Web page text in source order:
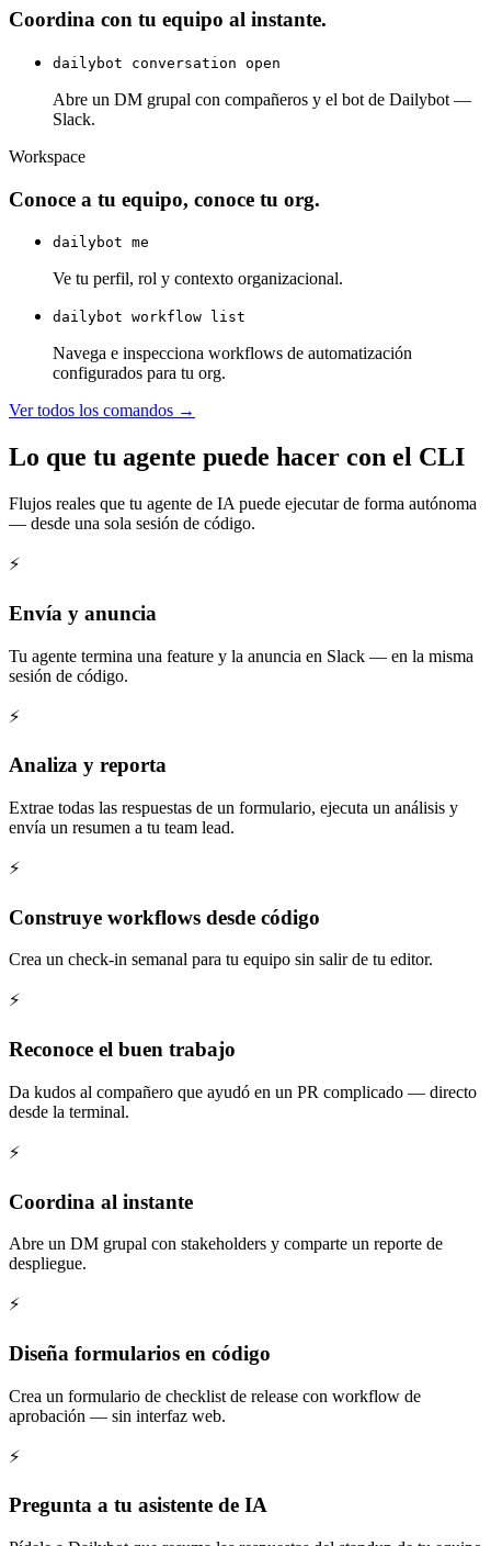
Coordina con tu equipo al instante.
dailybot conversation open
Abre un DM grupal con compañeros y el bot de Dailybot —
Slack.
Workspace
Conoce a tu equipo, conoce tu org.
dailybot me
Ve tu perfil, rol y contexto organizacional.
dailybot workflow list
Navega e inspecciona workflows de automatización
configurados para tu org.
Ver todos los comandos →
Lo que tu agente puede hacer con el CLI
Flujos reales que tu agente de IA puede ejecutar de forma autónoma
— desde una sola sesión de código.
⚡
Envía y anuncia
Tu agente termina una feature y la anuncia en Slack — en la misma
sesión de código.
⚡
Analiza y reporta
Extrae todas las respuestas de un formulario, ejecuta un análisis y
envía un resumen a tu team lead.
⚡
Construye workflows desde código
Crea un check-in semanal para tu equipo sin salir de tu editor.
⚡
Reconoce el buen trabajo
Da kudos al compañero que ayudó en un PR complicado — directo
desde la terminal.
⚡
Coordina al instante
Abre un DM grupal con stakeholders y comparte un reporte de
despliegue.
⚡
Diseña formularios en código
Crea un formulario de checklist de release con workflow de
aprobación — sin interfaz web.
⚡
Pregunta a tu asistente de IA